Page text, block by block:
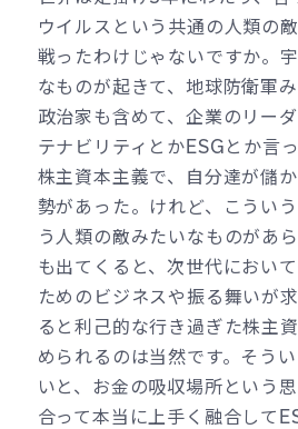
ウイルスという共通の人類の
戦ったわけじゃないですか。
なものが起きて、地球防衛軍み
政治家も含めて、企業のリー
テナビリティとかESGとか言
株主資本主義で、自分達が儲
勢があった。けれど、こうい
う人類の敵みたいなものがあ
も出てくると、次世代におい
ためのビジネスや振る舞いが
ると利己的な行き過ぎた株主
められるのは当然です。そう
いと、お金の吸収場所という
合って本当に上手く融合して